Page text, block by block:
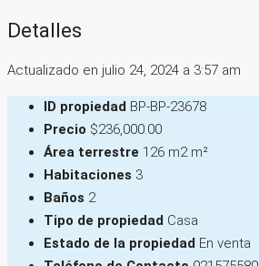
Detalles
Actualizado en julio 24, 2024 a 3:57 am
ID propiedad BP-BP-23678
Precio $236,000.00
Área terrestre 126 m2 m²
Habitaciones 3
Baños 2
Tipo de propiedad Casa
Estado de la propiedad En venta